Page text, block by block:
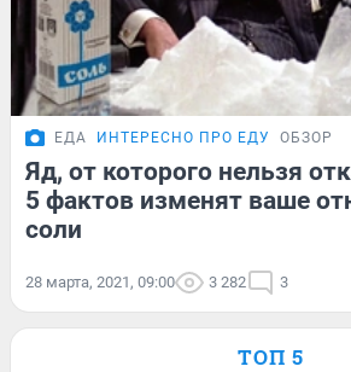
ЕДА ИНТЕРЕСНО ПРО ЕДУ ОБЗОР
Яд, от которого нельзя
5 фактов изменят ваше
соли
28 марта, 2021, 09:00 3 282 3
ТОП 5